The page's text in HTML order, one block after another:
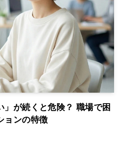
」が続くと危険？ 職場で困
ョンの特徴